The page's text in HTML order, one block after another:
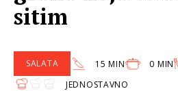
sitim
SALATA 15 MIN 0 MIN
JEDNOSTAVNO